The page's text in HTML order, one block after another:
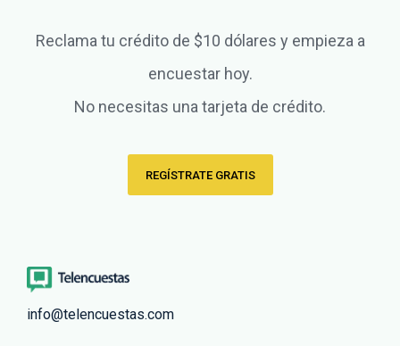
Reclama tu crédito de $10 dólares y empieza a
encuestar hoy.
No necesitas una tarjeta de crédito.
REGÍSTRATE GRATIS
info@telencuestas.com